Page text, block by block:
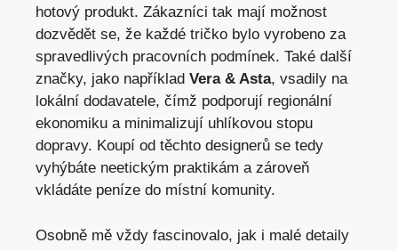
hotový produkt. Zákazníci tak mají možnost
dozvědět se, že každé tričko bylo vyrobeno za
spravedlivých pracovních podmínek. Také další
značky, jako například Vera & Asta, vsadily na
lokální dodavatele, čímž podporují regionální
ekonomiku a minimalizují uhlíkovou stopu
dopravy. Koupí od těchto designerů se tedy
vyhýbáte neetickým praktikám a zároveň
vkládáte peníze do místní komunity.
Osobně mě vždy fascinovalo, jak i malé detaily